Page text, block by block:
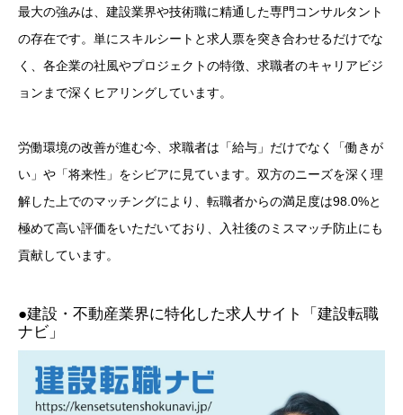
最大の強みは、建設業界や技術職に精通した専門コンサルタント
の存在です。単にスキルシートと求人票を突き合わせるだけでな
く、各企業の社風やプロジェクトの特徴、求職者のキャリアビジ
ョンまで深くヒアリングしています。
労働環境の改善が進む今、求職者は「給与」だけでなく「働きが
い」や「将来性」をシビアに見ています。双方のニーズを深く理
解した上でのマッチングにより、転職者からの満足度は98.0%と
極めて高い評価をいただいており、入社後のミスマッチ防止にも
貢献しています。
●建設・不動産業界に特化した求人サイト「建設転職
ナビ」